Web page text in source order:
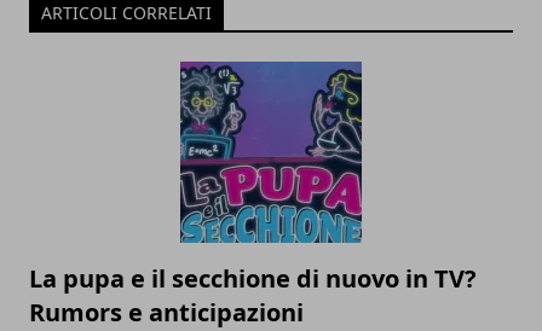
ARTICOLI CORRELATI
La pupa e il secchione di nuovo in TV?
Rumors e anticipazioni